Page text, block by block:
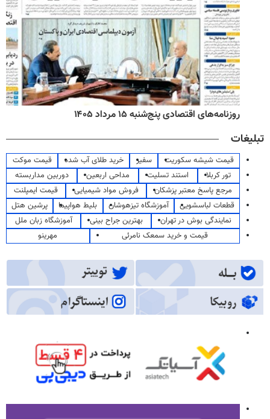
روزنامه‌های اقتصادی پنج‌شنبه ۱۵ مرداد ۱۴۰۵
تبلیغات
قیمت شیشه سکوریت سفیر خرید طلای آب شده
قیمت موکت
تور کربلا
استند تسلیت مداحی اربعین
دوربین مداربسته
مرجع پاسخ معتبر پزشکان
فروش مواد شیمیایی
قیمت ایمپلنت
قطعات لباسشویی
آموزشگاه تیزهوشان بلیط هواپیما
پرشین هتل
نمایندگی بوش در تهران
بهترین جراح بینی
آموزشگاه زبان ملل
قیمت و خرید سمعک نامرئی
مهرینو